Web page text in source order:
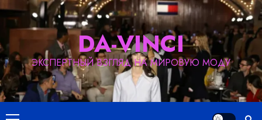
Skip
content
DA-VINCI
ЭКСПЕРТНЫЙ ВЗГЛЯД НА МИРОВУЮ МОДУ